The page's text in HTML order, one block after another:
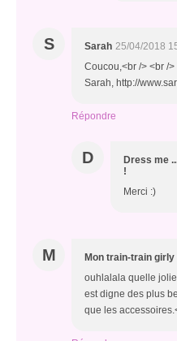
S Sarah 25/04/2018
Coucou,<br /> <br /
Sarah, http://
Répondre
D
Dress me
!
Merci :)
M Mon train-train girly
ouhlalala quelle
est digne des plus
que les